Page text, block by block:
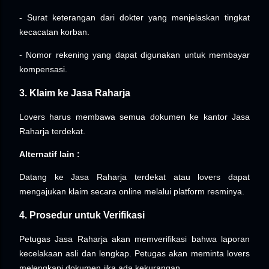
- Surat keterangan dari dokter yang menjelaskan tingkat
kecacatan korban.
- Nomor rekening yang dapat digunakan untuk membayar
kompensasi.
3. Klaim ke Jasa Raharja
Lovers harus membawa semua dokumen ke kantor Jasa
Raharja terdekat.
Alternatif lain :
Datang ke Jasa Raharja terdekat atau lovers dapat
mengajukan klaim secara online melalui platform resminya.
4. Prosedur untuk Verifikasi
Petugas Jasa Raharja akan memverifikasi bahwa laporan
kecelakaan asli dan lengkap. Petugas akan meminta lovers